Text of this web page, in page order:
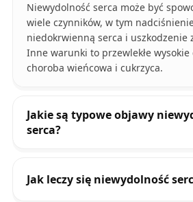
Niewydolność serca może być
wiele czynników, w tym
niedokrwienną serca i uszkodzenie
Inne warunki to przewlekłe
choroba wieńcowa i cukrzyca.
Jakie są typowe objawy
serca?
Jak leczy się niewydolność